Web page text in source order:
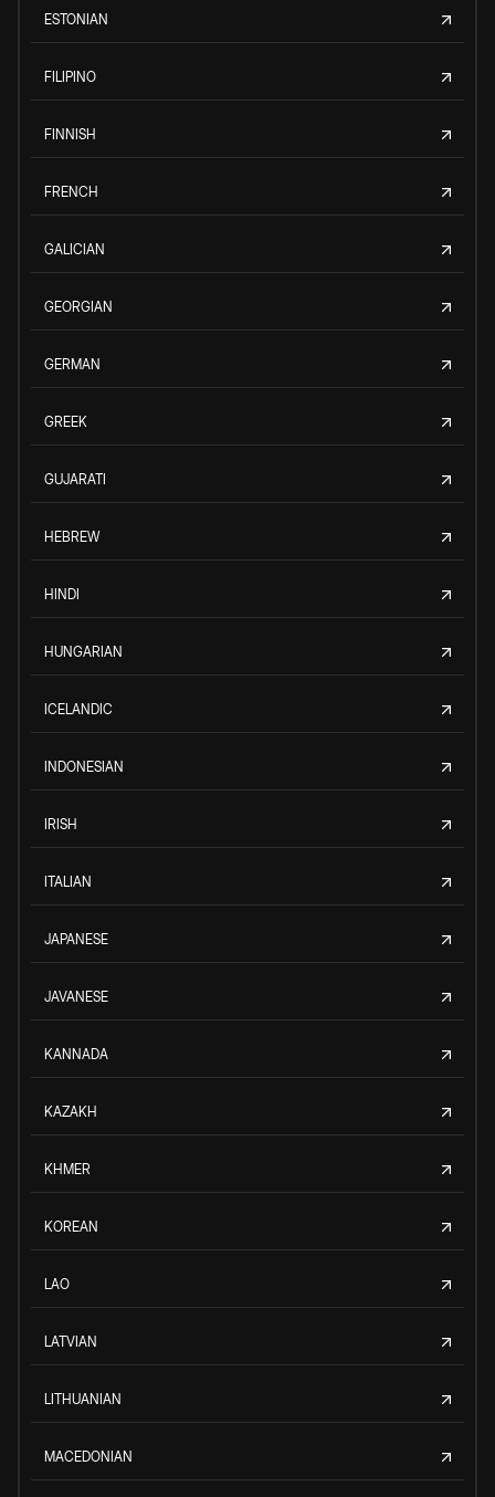
ESTONIAN
FILIPINO
FINNISH
FRENCH
GALICIAN
GEORGIAN
GERMAN
GREEK
GUJARATI
HEBREW
HINDI
HUNGARIAN
ICELANDIC
INDONESIAN
IRISH
ITALIAN
JAPANESE
JAVANESE
KANNADA
KAZAKH
KHMER
KOREAN
LAO
LATVIAN
LITHUANIAN
MACEDONIAN